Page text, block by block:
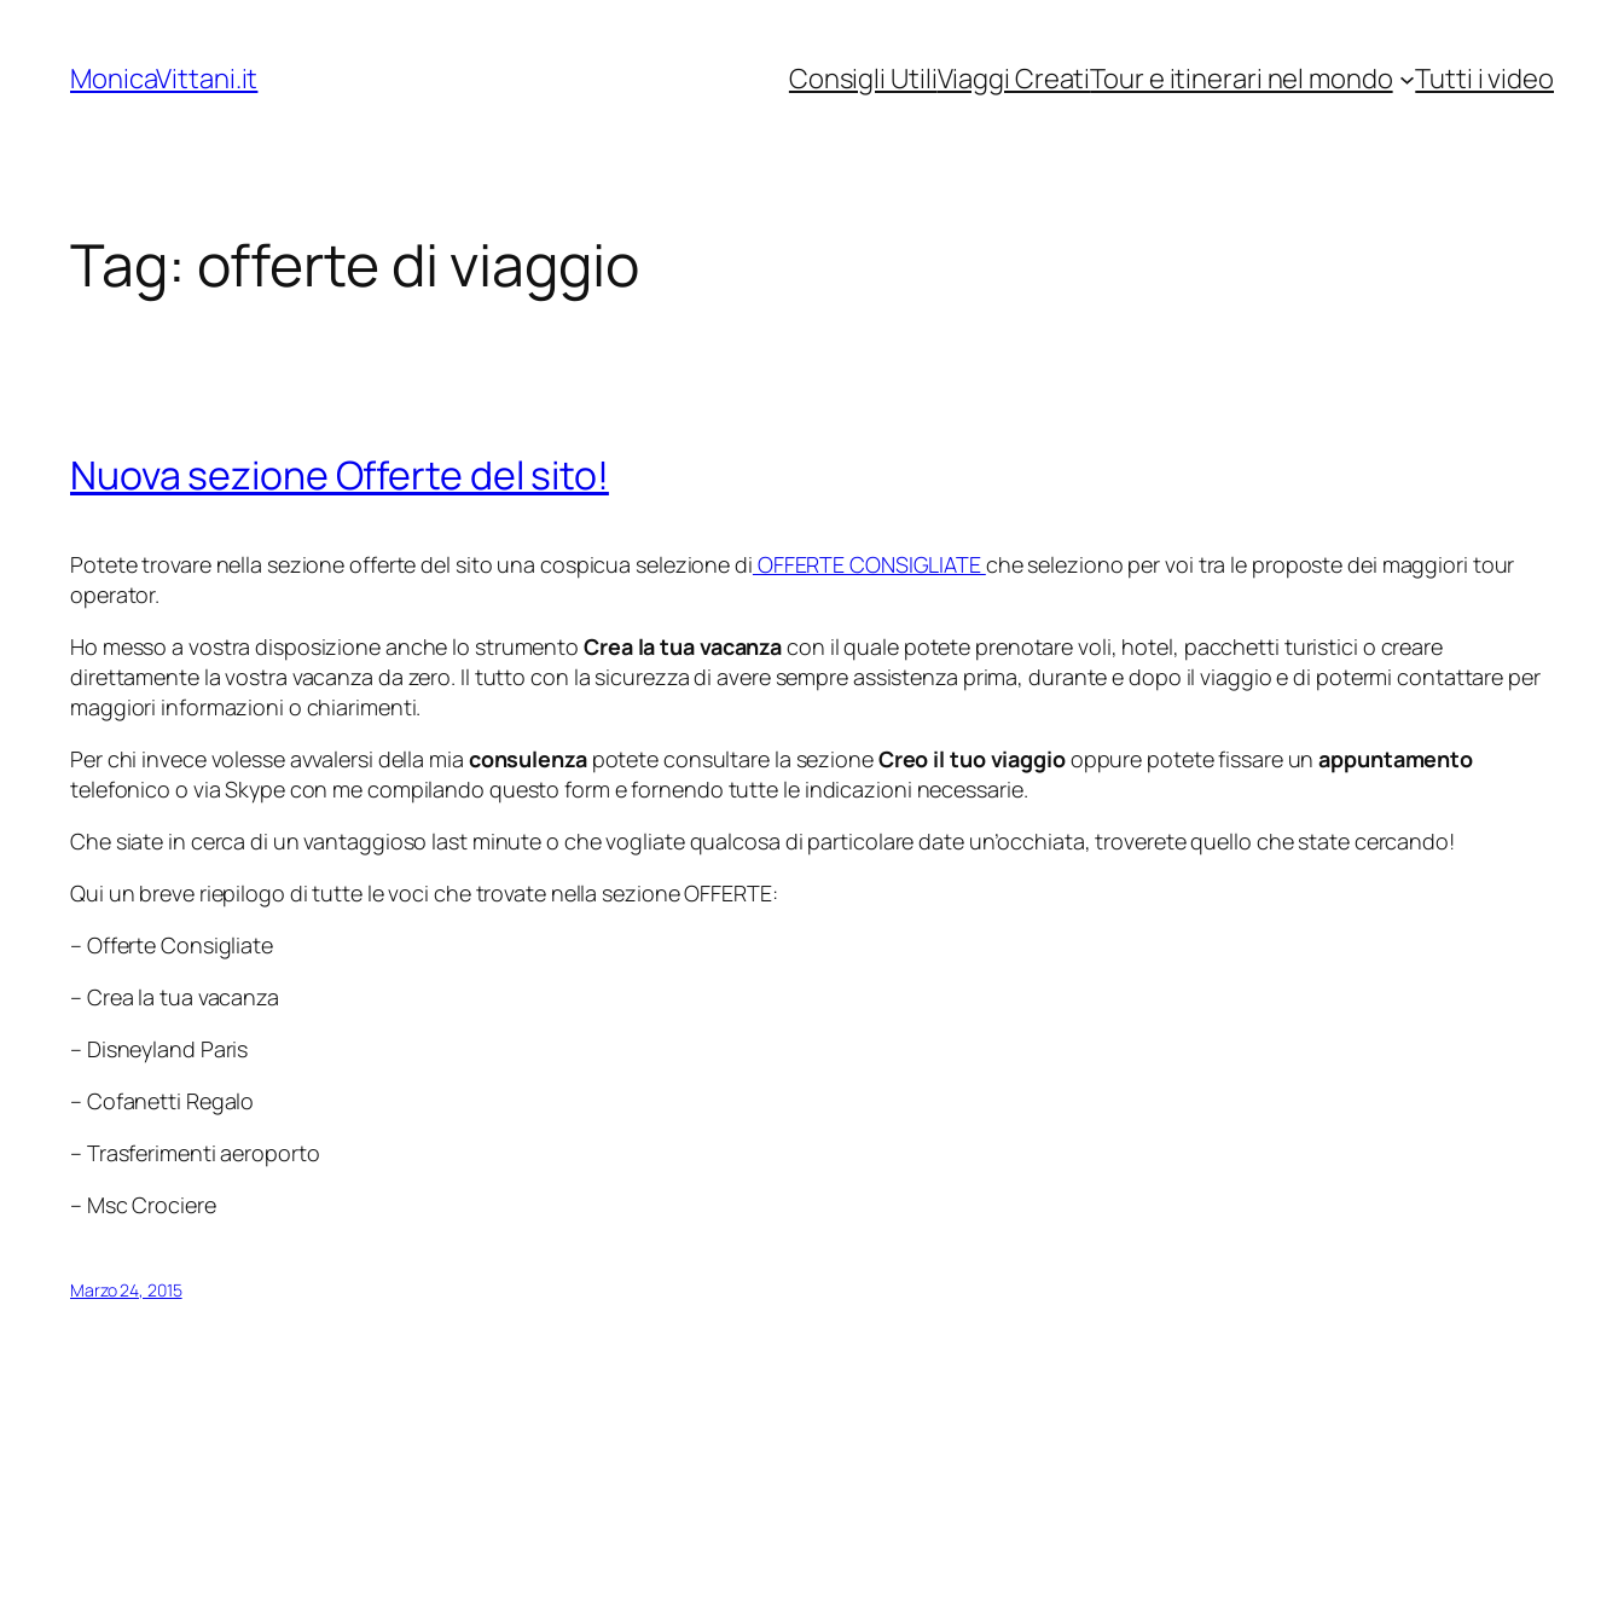
contenuto
MonicaVittani.it Consigli UtiliViaggi CreatiTour e itinerari nel mondo Tutti i video
Tag: offerte di viaggio
Nuova sezione Offerte del sito!
Potete trovare nella sezione offerte del sito una cospicua selezione di OFFERTE CONSIGLIATEche seleziono per voi tra le proposte dei maggiori tour
operator.
Ho messo a vostra disposizione anche lo strumento Crea la tua vacanzacon il quale potete prenotare voli, hotel, pacchetti turistici o creare
direttamente la vostra vacanza da zero. Il tutto con la sicurezza di avere sempre assistenza prima, durante e dopo il viaggio e di potermi contattare per
maggiori informazioni o chiarimenti.
Per chi invece volesse avvalersi della mia consulenzapotete consultare la sezioneCreo il tuo viaggiooppure potete fissare un appuntamento
telefonico o via Skype con me compilando questo form e fornendo tutte le indicazioni necessarie.
Che siate in cerca di un vantaggioso last minute o che vogliate qualcosa di particolare date un’occhiata, troverete quello che state cercando!
Qui un breve riepilogo di tutte le voci che trovate nella sezione OFFERTE:
– Offerte Consigliate
– Crea la tua vacanza
– Disneyland Paris
– Cofanetti Regalo
– Trasferimenti aeroporto
– Msc Crociere
Marzo 24, 2015